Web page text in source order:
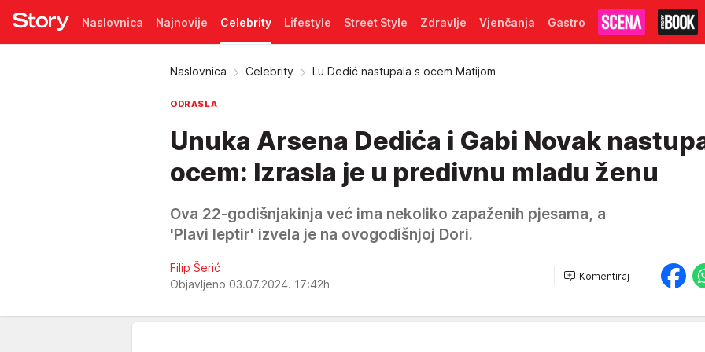
Naslovnica Najnovije Celebrity Lifestyle Street Style Zdravlje Vjenčanja Gastro
Naslovnica Celebrity Lu Dedić nastupala s ocem Matijom
ODRASLA
Unuka Arsena Dedića i Gabi Novak
ocem: Izrasla je u predivnu mladu ženu
Ova 22-godišnjakinja već ima nekoliko zapaženih pjesama, a
'Plavi leptir' izvela je na ovogodišnjoj Dori.
Filip Šerić
Objavljeno 03.07.2024. 17:42h
Komentiraj